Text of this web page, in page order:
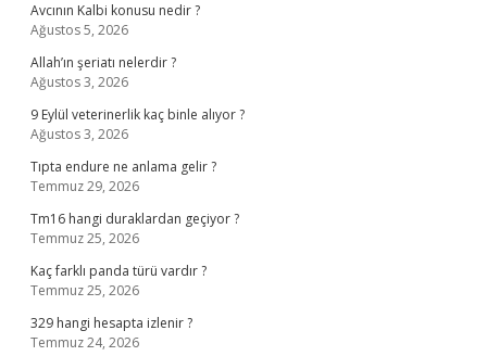
Avcının Kalbi konusu nedir ?
Ağustos 5, 2026
Allah’ın şeriatı nelerdir ?
Ağustos 3, 2026
9 Eylül veterinerlik kaç binle alıyor ?
Ağustos 3, 2026
Tıpta endure ne anlama gelir ?
Temmuz 29, 2026
Tm16 hangi duraklardan geçiyor ?
Temmuz 25, 2026
Kaç farklı panda türü vardır ?
Temmuz 25, 2026
329 hangi hesapta izlenir ?
Temmuz 24, 2026